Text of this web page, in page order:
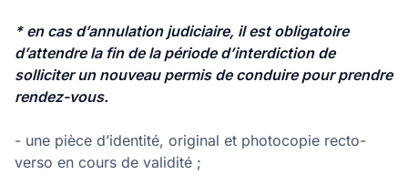
* en cas d’annulation judiciaire, il est obligatoire
d’attendre la fin de la période d’interdiction de
solliciter un nouveau permis de conduire pour prendre
rendez-vous.
- une pièce d’identité, original et photocopie recto-
verso en cours de validité ;